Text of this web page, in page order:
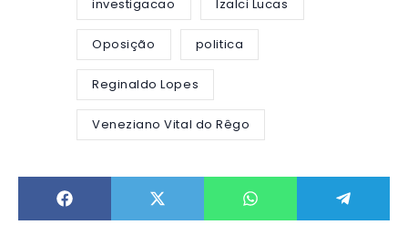
investigacao Izalci Lucas
Oposição politica
Reginaldo Lopes
Veneziano Vital do Rêgo